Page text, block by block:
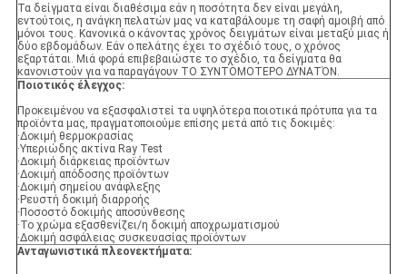
Τα δείγματα είναι διαθέσιμα εάν η ποσότητα δεν είναι μεγάλη,
εντούτοις, η ανάγκη πελατών μας να καταβάλουμε τη σαφή αμοιβή από
μόνοι τους. Κανονικά ο κάνοντας χρόνος δειγμάτων είναι μεταξύ μιας ή
δύο εβδομάδων. Εάν ο πελάτης έχει το σχέδιό τους, ο χρόνος
εξαρτάται. Μιά φορά επιβεβαιώστε το σχέδιο, τα δείγματα θα
κανονιστούν για να παραγάγουν ΤΟ ΣΥΝΤΟΜΟΤΕΡΟ ΔΥΝΑΤΌΝ.
Ποιοτικός έλεγχος:
Προκειμένου να εξασφαλιστεί τα υψηλότερα ποιοτικά πρότυπα για τα
προϊόντα μας, πραγματοποιούμε επίσης μετά από τις δοκιμές:
·Δοκιμή θερμοκρασίας
·Υπεριώδης ακτίνα Ray Test
·Δοκιμή διάρκειας προϊόντων
·Δοκιμή απόδοσης προϊόντων
·Δοκιμή σημείου ανάφλεξης
·Ρευστή δοκιμή διαρροής
·Ποσοστό δοκιμής αποσύνθεσης
·Το χρώμα εξασθενίζει/η δοκιμή αποχρωματισμού
·Δοκιμή ασφάλειας συσκευασίας προϊόντων
Ανταγωνιστικά πλεονεκτήματα: